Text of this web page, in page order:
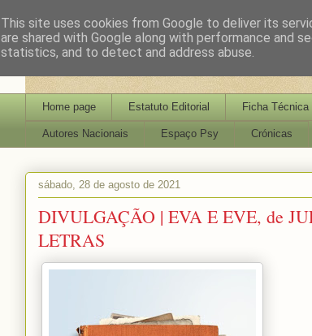
Home page Estatuto Editorial Ficha Técnica
Autores Nacionais Espaço Psy Crónicas
sábado, 28 de agosto de 2021
DIVULGAÇÃO | EVA E EVE, de
LETRAS
This site uses cookies from Google to deliver its
are shared with Google along with performance and
statistics, and to detect and address abuse.